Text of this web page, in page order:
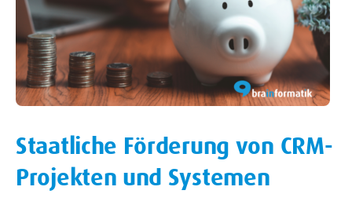
Staatliche Förderung von CRM-
Projekten und Systemen